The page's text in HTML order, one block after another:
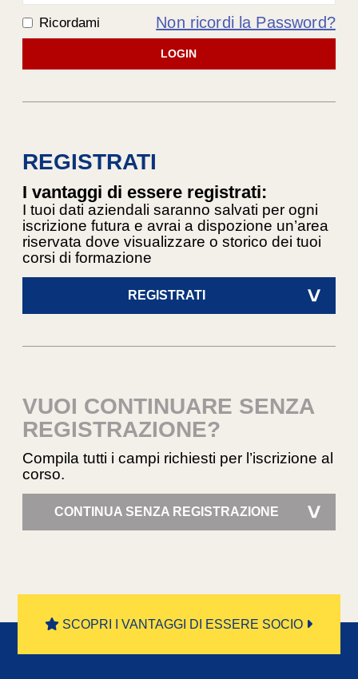
Ricordami Non ricordi la Password?
LOGIN
REGISTRATI
I vantaggi di essere registrati:
I tuoi dati aziendali saranno salvati per ogni
iscrizione futura e avrai a dispozione un’area
riservata dove visualizzare o storico dei tuoi
corsi di formazione
REGISTRATI >
VUOI CONTINUARE SENZA
REGISTRAZIONE?
Compila tutti i campi richiesti per l’iscrizione al
corso.
CONTINUA SENZA REGISTRAZIONE >
SCOPRI I VANTAGGI DI ESSERE SOCIO